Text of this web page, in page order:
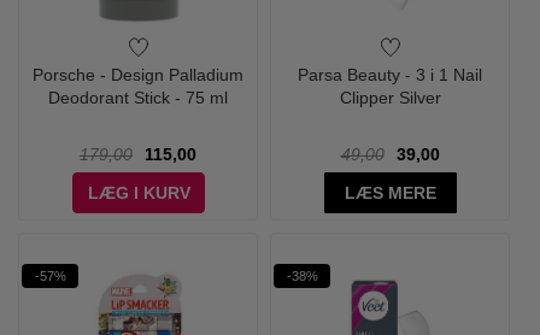
Porsche - Design Palladium
Deodorant Stick - 75 ml
179,00
115,00
LÆG I KURV
Parsa Beauty - 3 i 1 Nail
Clipper Silver
49,00
39,00
LÆS MERE
-57% -38%